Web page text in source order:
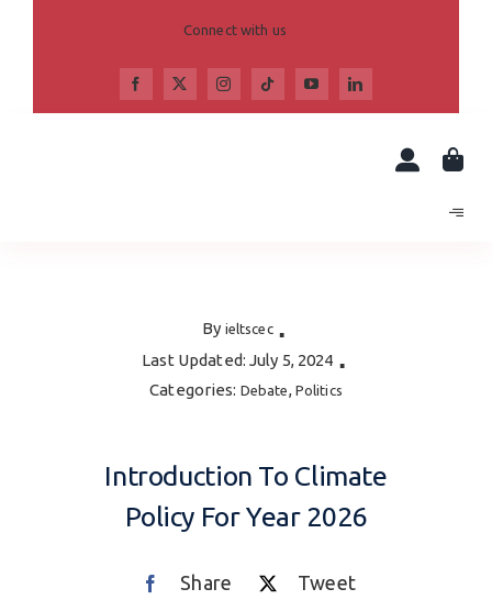
Connect with us
By ieltscec ▪
Last Updated: July 5, 2024 ▪
Categories: Debate, Politics
Introduction To Climate
Policy For Year 2026
Share
Tweet